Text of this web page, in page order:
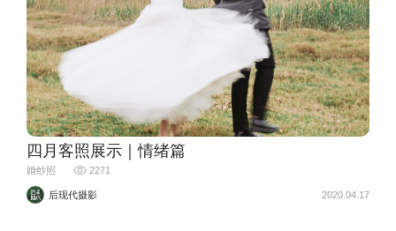
四月客照展示｜情绪篇
婚纱照 2271
后现代摄影 2020.04.17